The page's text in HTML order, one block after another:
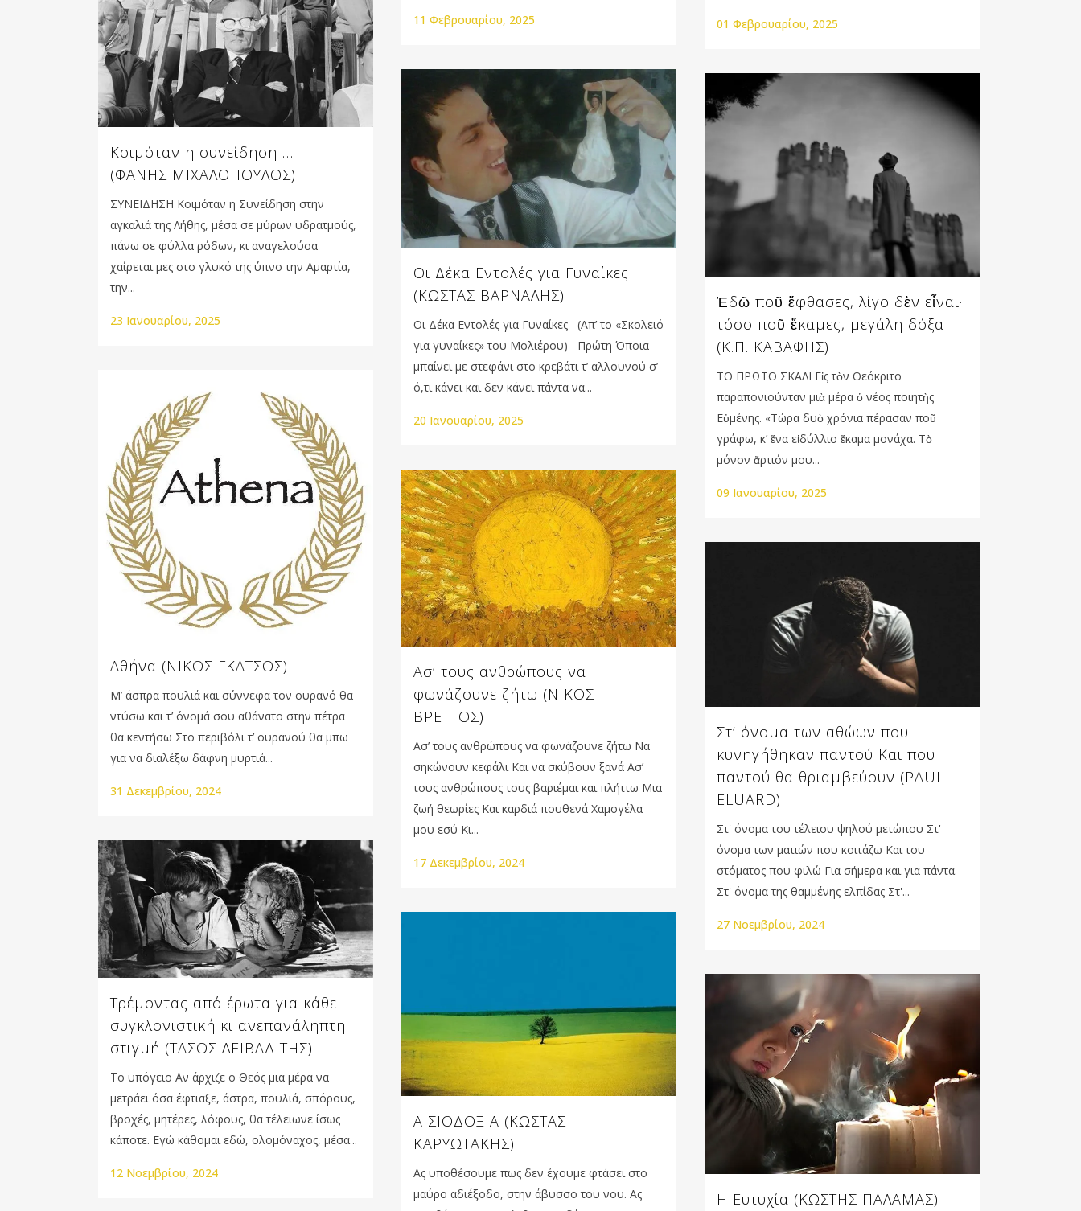
11 Φεβρουαρίου, 2025 01 Φεβρουαρίου, 2025
Κοιμόταν η συνείδηση …
(ΦΑΝΗΣ ΜΙΧΑΛΟΠΟΥΛΟΣ)
ΣΥΝΕΙΔΗΣΗ Κοιμόταν η Συνείδηση στην
αγκαλιά της Λήθης, μέσα σε μύρων υδρατμούς,
πάνω σε φύλλα ρόδων, κι αναγελούσα
χαίρεται μες στο γλυκό της ύπνο την Αμαρτία,
την...
23 Ιανουαρίου, 2025
Οι Δέκα Εντολές για Γυναίκες
(ΚΩΣΤΑΣ ΒΑΡΝΑΛΗΣ)
Οι Δέκα Εντολές για Γυναίκες (Απ’ το «Σκολειό
για γυναίκες» του Μολιέρου) Πρώτη Όποια
μπαίνει με στεφάνι στο κρεβάτι τ’ αλλουνού σ’
ό,τι κάνει και δεν κάνει πάντα να...
20 Ιανουαρίου, 2025
Ἐδῶ ποῦ ἔφθασες, λίγο δὲν εἶναι·
τόσο ποῦ ἔκαμες, μεγάλη δόξα
(Κ.Π. ΚΑΒΑΦΗΣ)
ΤΟ ΠΡΩΤΟ ΣΚΑΛΙ Εἰς τὸν Θεόκριτο
παραπονιούνταν μιὰ μέρα ὁ νέος ποιητὴς
Εὐμένης. «Τώρα δυὸ χρόνια πέρασαν ποῦ
γράφω, κ’ ἕνα εἰδύλλιο ἔκαμα μονάχα. Τὸ
μόνον ἄρτιόν μου...
09 Ιανουαρίου, 2025
Αθήνα (ΝΙΚΟΣ ΓΚΑΤΣΟΣ)
Μ’ άσπρα πουλιά και σύννεφα τον ουρανό θα
ντύσω και τ’ όνομά σου αθάνατο στην πέτρα
θα κεντήσω Στο περιβόλι τ’ ουρανού θα μπω
για να διαλέξω δάφνη μυρτιά...
31 Δεκεμβρίου, 2024
Ασ’ τους ανθρώπους να
φωνάζουνε ζήτω (ΝΙΚΟΣ
ΒΡΕΤΤΟΣ)
Ασ’ τους ανθρώπους να φωνάζουνε ζήτω Να
σηκώνουν κεφάλι Και να σκύβουν ξανά Ασ’
τους ανθρώπους τους βαριέμαι και πλήττω Μια
ζωή θεωρίες Και καρδιά πουθενά Χαμογέλα
μου εσύ Κι...
17 Δεκεμβρίου, 2024
Στ’ όνομα των αθώων που
κυνηγήθηκαν παντού Και που
παντού θα θριαμβεύουν (PAUL
ELUARD)
Στ' όνομα του τέλειου ψηλού μετώπου Στ'
όνομα των ματιών που κοιτάζω Και του
στόματος που φιλώ Για σήμερα και για πάντα.
Στ' όνομα της θαμμένης ελπίδας Στ'...
27 Νοεμβρίου, 2024
Τρέμοντας από έρωτα για κάθε
συγκλονιστική κι ανεπανάληπτη
στιγμή (ΤΑΣΟΣ ΛΕΙΒΑΔΙΤΗΣ)
Το υπόγειο Aν άρχιζε ο Θεός μια μέρα να
μετράει όσα έφτιαξε, άστρα, πουλιά, σπόρους,
βροχές, μητέρες, λόφους, θα τέλειωνε ίσως
κάποτε. Eγώ κάθομαι εδώ, ολομόναχος, μέσα...
12 Νοεμβρίου, 2024
ΑΙΣΙΟΔΟΞΙΑ (ΚΩΣΤΑΣ
ΚΑΡΥΩΤΑΚΗΣ)
Ας υποθέσουμε πως δεν έχουμε φτάσει στο
μαύρο αδιέξοδο, στην άβυσσο του νου. Ας
Η Ευτυχία (ΚΩΣΤΗΣ ΠΑΛΑΜΑΣ)